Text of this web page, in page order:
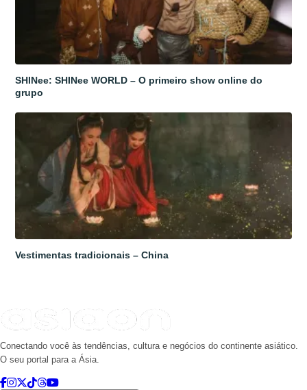
SHINee: SHINee WORLD – O primeiro show online do
grupo
Vestimentas tradicionais – China
Conectando você às tendências, cultura e negócios do continente asiático.
O seu portal para a Ásia.